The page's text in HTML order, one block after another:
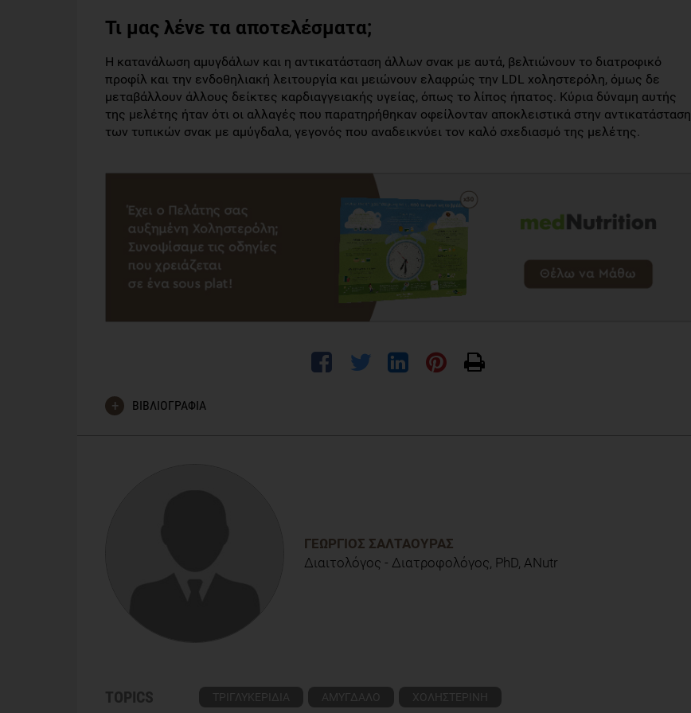
Τι μας λένε τα αποτελέσματα;
Η κατανάλωση αμυγδάλων και η αντικατάσταση άλλων σνακ με αυτά, βελτιώνουν το διατροφικό
προφίλ και την ενδοθηλιακή λειτουργία και μειώνουν ελαφρώς την LDL χοληστερόλη, όμως δε
μεταβάλλουν άλλους δείκτες καρδιαγγειακής υγείας, όπως το λίπος ήπατος. Κύρια δύναμη αυτής
της μελέτης ήταν ότι οι αλλαγές που παρατηρήθηκαν οφείλονταν αποκλειστικά στην αντικατάσταση
των τυπικών σνακ με αμύγδαλα, γεγονός που αναδεικνύει τον καλό σχεδιασμό της μελέτης.
ΒΙΒΛΙΟΓΡΑΦΙΑ
ΓΕΏΡΓΙΟΣ ΣΑΛΤΑΟΎΡΑΣ
Διαιτολόγος - Διατροφολόγος, PhD, ANutr
TOPICS ΤΡΙΓΛΥΚΕΡΙΔΙΑ ΑΜΥΓΔΑΛΟ ΧΟΛΗΣΤΕΡΙΝΗ